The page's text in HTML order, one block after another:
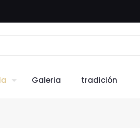
Galeria tradición